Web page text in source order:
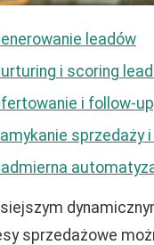
leadów
i scoring
i follow-
sprzedaży
sprzedażowe